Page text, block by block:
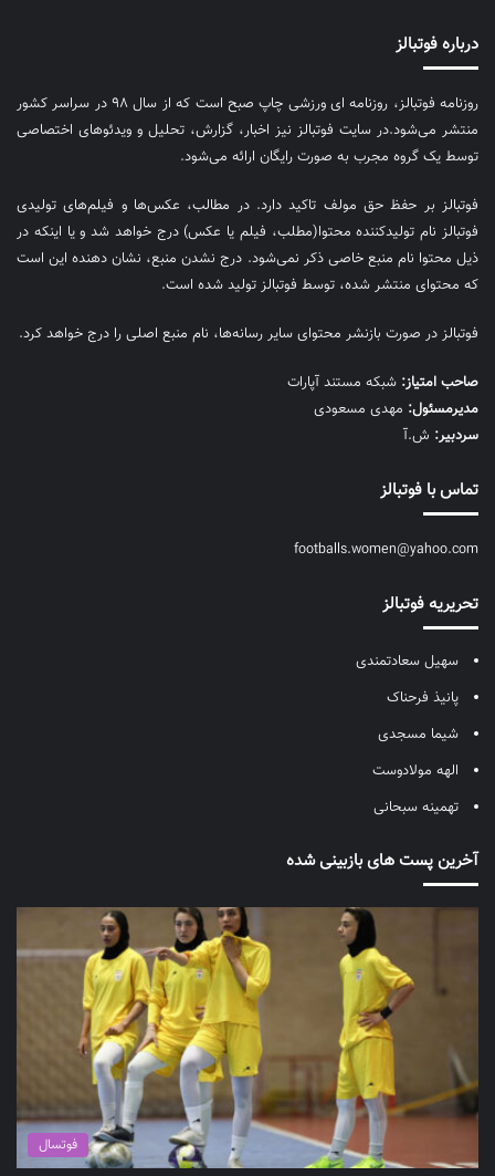
درباره فوتبالز
روزنامه فوتبالز، روزنامه ای ورزشی چاپ صبح است که از سال ۹۸ در سراسر کشور
منتشر می‌شود.در سایت فوتبالز نیز اخبار، گزارش، تحلیل و ویدئوهای اختصاصی
توسط یک گروه مجرب به صورت رایگان ارائه می‌شود.
فوتبالز بر حفظ حق مولف تاکید دارد. در مطالب، عکس‌ها و فیلم‌های تولیدی
فوتبالز نام تولیدکننده محتوا(مطلب، فیلم یا عکس) درج خواهد شد و یا اینکه در
ذیل محتوا نام منبع خاصی ذکر نمی‌‎شود. درج نشدن منبع، نشان دهنده این است
که محتوای منتشر شده، توسط فوتبالز تولید شده است.
فوتبالز در صورت بازنشر محتوای سایر رسانه‌ها، نام منبع اصلی را درج خواهد کرد.
صاحب امتیاز: شبکه مستند آپارات
مديرمسئول: مهدی مسعودی
سردبیر: ش.آ
تماس با فوتبالز
footballs.women@yahoo.com
تحریریه فوتبالز
سهیل سعادتمندی
پانیذ فرحناک
شیما مسجدی
الهه مولادوست
تهمینه سبحانی
آخرین پست های بازبینی شده
فوتسال